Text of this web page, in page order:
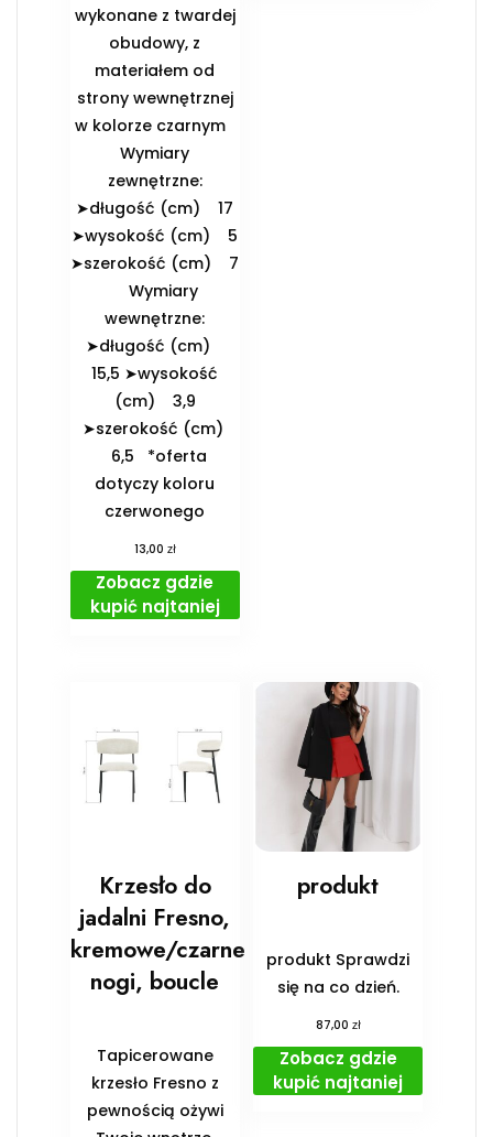
wykonane z twardej
obudowy, z
materiałem od
strony wewnętrznej
w kolorze czarnym
️Wymiary
zewnętrzne:
➤długość (cm) 17
➤wysokość (cm) 5
➤szerokość (cm) 7
️Wymiary
wewnętrzne:
➤długość (cm)
15,5 ➤wysokość
(cm) 3,9
➤szerokość (cm)
6,5 *oferta
dotyczy koloru
czerwonego
13,00 zł
Zobacz gdzie
kupić najtaniej
Krzesło do
jadalni Fresno,
kremowe/czarne
nogi, boucle
Tapicerowane
krzesło Fresno z
pewnością ożywi
produkt
produkt Sprawdzi
się na co dzień.
87,00 zł
Zobacz gdzie
kupić najtaniej